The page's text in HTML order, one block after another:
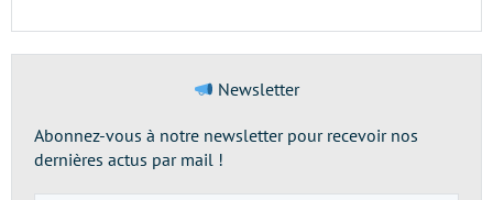
Newsletter
Abonnez-vous à notre newsletter pour recevoir nos
dernières actus par mail !